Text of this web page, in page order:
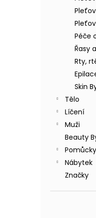
Péče
Řasy
Rty,
Skin
Tělo
Líčení
Muži
Beauty
Pomůcky
Nábytek
Značky
BODY BY
RUČNĚ
200ML
749 Kč